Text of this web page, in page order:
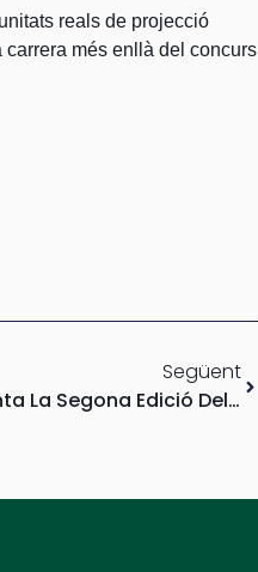
reals de projecció
més enllà del concurs
Següent
La Fundació Pinnae Presenta La Segona Edició Del Cicle «Clàssica A La Fresca» Als Jardins Del Centre De Dia Jaume Nicolás